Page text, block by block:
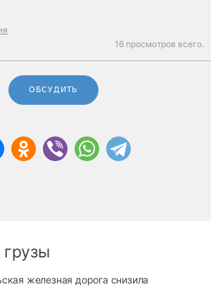
16 просмотров всего.
ОБСУДИТЬ
железная дорога снизила